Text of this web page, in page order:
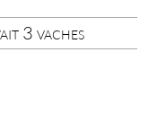
3 vaches